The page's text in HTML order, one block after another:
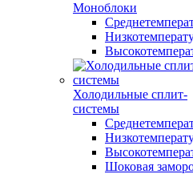
Моноблоки
Холодильные сплит-
системы
Шоковая